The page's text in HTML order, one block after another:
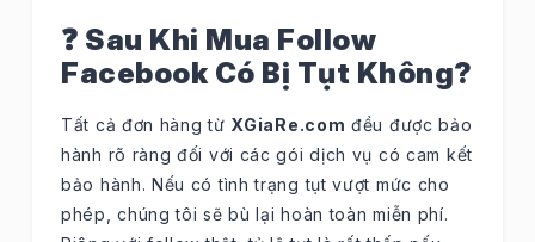
❓ Sau Khi Mua Follow
Facebook Có Bị Tụt Không?
Tất cả đơn hàng từ XGiaRe.com đều được bảo
hành rõ ràng đối với các gói dịch vụ có cam kết
bảo hành. Nếu có tình trạng tụt vượt mức cho
phép, chúng tôi sẽ bù lại hoàn toàn miễn phí.